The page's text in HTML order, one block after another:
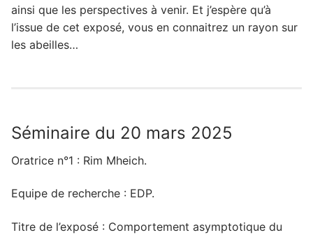
ainsi que les perspectives à venir. Et j’espère qu’à
l’issue de cet exposé, vous en connaitrez un rayon sur
les abeilles…
Séminaire du 20 mars 2025
Oratrice n°1 : Rim Mheich.
Equipe de recherche : EDP.
Titre de l’exposé : Comportement asymptotique du